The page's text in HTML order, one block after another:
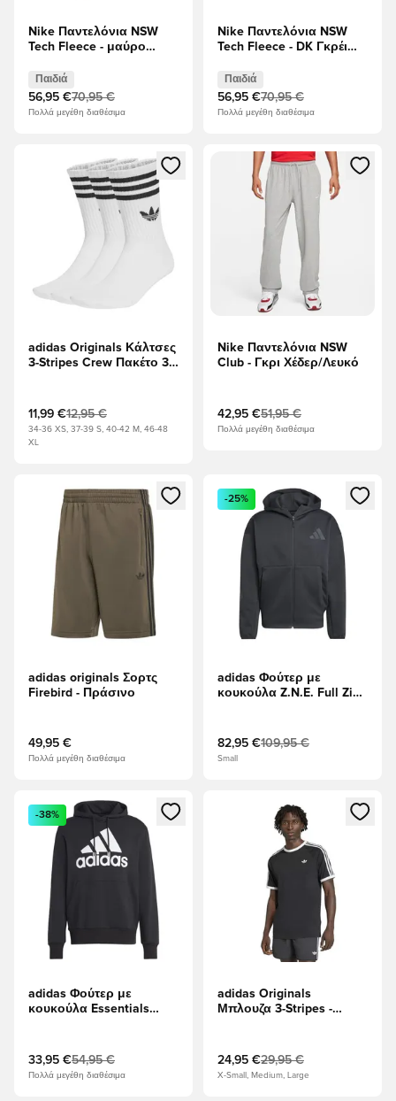
Nike Παντελόνια NSW
Tech Fleece - μαύρο
Παιδιά
56,95 €70,95 €
Πολλά μεγέθη διαθέσιμα
Nike Παντελόνια NSW
Tech Fleece - DK Γκρέι
Παιδιά
56,95 €70,95 €
Πολλά μεγέθη διαθέσιμα
Ανοίγει ένα Modal για να συνδεθείτε ή να εγγραφείτε ως
adidas Originals Κάλτσες
3-Stripes Crew Πακέτο 3 -
11,99 €12,95 €
34-36 XS, 37-39 S, 40-42 M, 46-48
XL
Ανοίγει ένα Modal για να
Nike Παντελόνια NSW
Club - Γκρι Χέδερ/Λευκό
42,95 €51,95 €
Πολλά μεγέθη διαθέσιμα
Ανοίγει ένα Modal για να συνδεθείτε ή να εγγραφείτε ως
adidas originals Σορτς
Firebird - Πράσινο
49,95 €
Πολλά μεγέθη διαθέσιμα
Ανοίγει ένα Modal για να
-25%
adidas Φούτερ με
κουκούλα Z.N.E. Full Zip -
82,95 €109,95 €
Small
Ανοίγει ένα Modal για να συνδεθείτε ή να εγγραφείτε ως
-38%
adidas Φούτερ με
κουκούλα Essentials
33,95 €54,95 €
Πολλά μεγέθη διαθέσιμα
Ανοίγει ένα Modal για να
adidas Originals
Μπλουζα 3-Stripes -
24,95 €29,95 €
X-Small, Medium, Large